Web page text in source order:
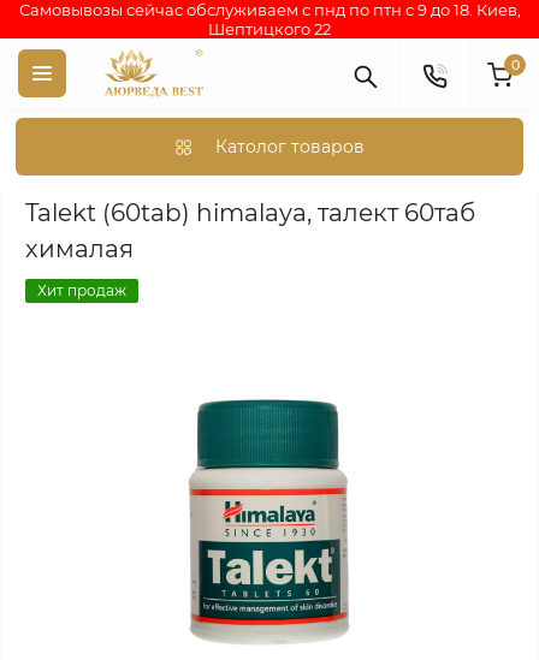
Самовывозы сейчас обслуживаем с пнд по птн с 9 до 18. Киев,
Шептицкого 22
0
Католог товаров
Аюрведа каталог индийских товаров АЮРВЕДИЧЕСКИЕ
Talekt (60tab) himalaya, талект 60таб
хималая
Хит продаж